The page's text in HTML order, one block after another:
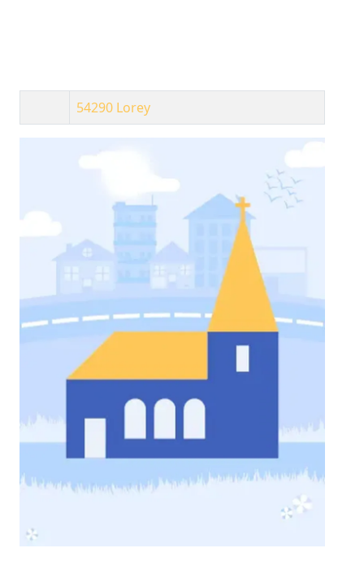
54290 Lorey